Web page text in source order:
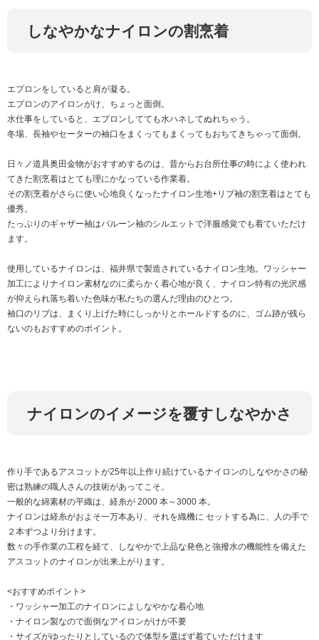
しなやかなナイロンの割烹着
エプロンをしていると肩が凝る。
エプロンのアイロンがけ、ちょっと面倒。
水仕事をしていると、エプロンしてても水ハネしてぬれちゃう。
冬場、長袖やセーターの袖口をまくってもまくってもおちてきちゃって面倒。
日々ノ道具奥田金物がおすすめするのは、昔からお台所仕事の時によく使われ
てきた割烹着はとても理にかなっている作業着。
その割烹着がさらに使い心地良くなったナイロン生地+リブ袖の割烹着はとても
優秀。
たっぷりのギャザー袖はバルーン袖のシルエットで洋服感覚でも着ていただけ
ます。
使用しているナイロンは、福井県で製造されているナイロン生地。ワッシャー
加工によりナイロン素材なのに柔らかく着心地が良く、ナイロン特有の光沢感
が抑えられ落ち着いた色味が私たちの選んだ理由のひとつ。
袖口のリブは、まくり上げた時にしっかりとホールドするのに、ゴム跡が残ら
ないのもおすすめのポイント。
ナイロンのイメージを覆すしなやかさ
作り手であるアスコットが25年以上作り続けているナイロンのしなやかさの秘
密は熟練の職人さんの技術があってこそ。
一般的な綿素材の平織は、経糸が 2000 本～3000 本。
ナイロンは経糸がおよそ一万本あり、それを織機に セットする為に、人の手で
２本ずつより分けます。
数々の手作業の工程を経て、しなやかで上品な発色と強撥水の機能性を備えた
アスコットのナイロンが出来上がります。
<おすすめポイント>
・ワッシャー加工のナイロンによしなやかな着心地
・ナイロン製なので面倒なアイロンがけが不要
・サイズがゆったりとしているので体型を選ばず着ていただけます